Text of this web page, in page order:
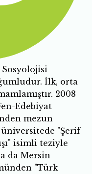
İlk, orta
2008
Edebiyat
mezun
üniversitede "Şerif
isimli teziyle
da Mersin
"Türk